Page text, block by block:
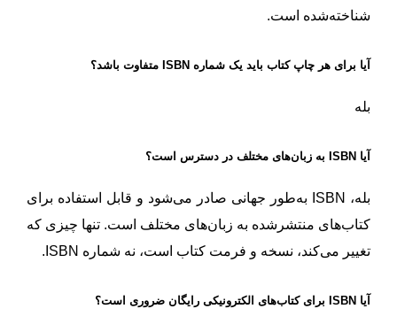
شناخته‌شده است.
آیا برای هر چاپ کتاب باید یک شماره ISBN متفاوت باشد؟
بله
آیا ISBN به زبان‌های مختلف در دسترس است؟
بله، ISBN به‌طور جهانی صادر می‌شود و قابل استفاده برای
کتاب‌های منتشرشده به زبان‌های مختلف است. تنها چیزی که
تغییر می‌کند، نسخه و فرمت کتاب است، نه شماره ISBN.
آیا ISBN برای کتاب‌های الکترونیکی رایگان ضروری است؟